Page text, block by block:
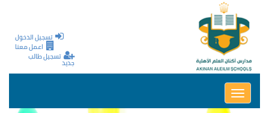
تجاوز إلى المحتوى الرئيسي
تسجيل الدخول
اعمل معنا
تسجيل طالب
جديد
Toggle
navigation